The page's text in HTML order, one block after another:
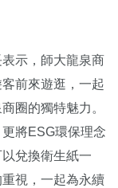
示，師大龍泉商
前來遊逛，一起
圈的獨特魅力。
將ESG環保理念
兌換衛生紙一
視，一起為永續